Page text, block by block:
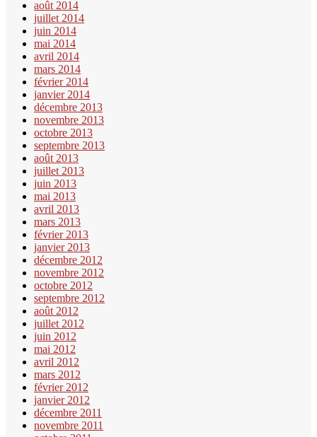
août 2014
juillet 2014
juin 2014
mai 2014
avril 2014
mars 2014
février 2014
janvier 2014
décembre 2013
novembre 2013
octobre 2013
septembre 2013
août 2013
juillet 2013
juin 2013
mai 2013
avril 2013
mars 2013
février 2013
janvier 2013
décembre 2012
novembre 2012
octobre 2012
septembre 2012
août 2012
juillet 2012
juin 2012
mai 2012
avril 2012
mars 2012
février 2012
janvier 2012
décembre 2011
novembre 2011